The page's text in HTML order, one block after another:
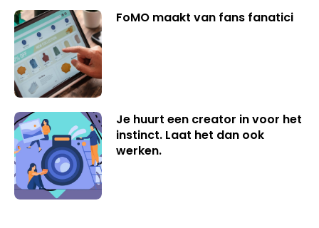
FoMO maakt van fans fanatici
Je huurt een creator in voor het
instinct. Laat het dan ook
werken.